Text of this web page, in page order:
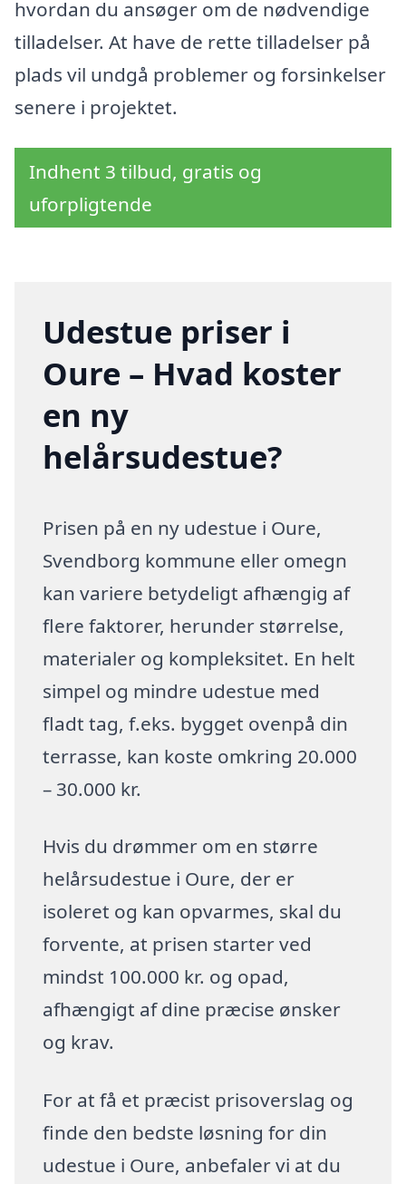
hvordan du ansøger om de nødvendige
tilladelser. At have de rette tilladelser på
plads vil undgå problemer og forsinkelser
senere i projektet.
Indhent 3 tilbud, gratis og
uforpligtende
Udestue priser i
Oure – Hvad koster
en ny
helårsudestue?
Prisen på en ny udestue i Oure,
Svendborg kommune eller omegn
kan variere betydeligt afhængig af
flere faktorer, herunder størrelse,
materialer og kompleksitet. En helt
simpel og mindre udestue med
fladt tag, f.eks. bygget ovenpå din
terrasse, kan koste omkring 20.000
– 30.000 kr.
Hvis du drømmer om en større
helårsudestue i Oure, der er
isoleret og kan opvarmes, skal du
forvente, at prisen starter ved
mindst 100.000 kr. og opad,
afhængigt af dine præcise ønsker
og krav.
For at få et præcist prisoverslag og
finde den bedste løsning for din
udestue i Oure, anbefaler vi at du